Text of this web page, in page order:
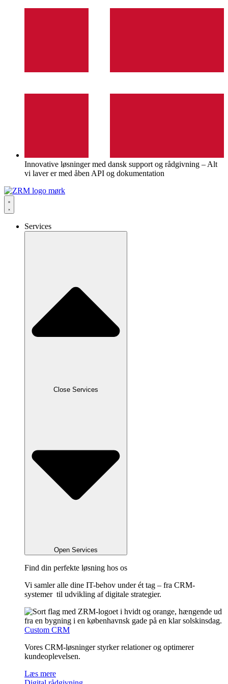
Innovative løsninger med dansk support og rådgivning – Alt
vi laver er med åben API og dokumentation
Services
Close Services
Open Services
Find din perfekte løsning hos os
Vi samler alle dine IT-behov under ét tag – fra CRM-
systemer til udvikling af digitale strategier.
Custom CRM
Vores CRM-løsninger styrker relationer og optimerer
kundeoplevelsen.
Læs mere